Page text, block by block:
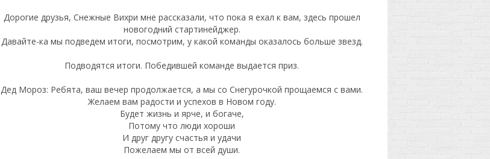
Дорогие друзья, Снежные Вихри мне рассказали, что пока я ехал к вам, здесь прошел
новогодний стартинейджер.
Давайте-ка мы подведем итоги, посмотрим, у какой команды оказалось больше звезд.
Подводятся итоги. Победившей команде выдается приз.
Дед Мороз: Ребята, ваш вечер продолжается, а мы со Снегурочкой прощаемся с вами.
Желаем вам радости и успехов в Новом году.
Будет жизнь и ярче, и богаче,
Потому что люди хороши
И друг другу счастья и удачи
Пожелаем мы от всей души.